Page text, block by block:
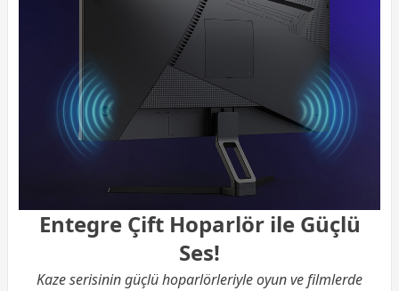
Entegre Çift Hoparlör ile Güçlü
Ses!
Kaze serisinin güçlü hoparlörleriyle oyun ve filmlerde